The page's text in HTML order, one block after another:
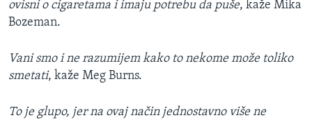
ovisni o cigaretama i imaju potrebu da puše, kaže Mika
Bozeman.
Vani smo i ne razumijem kako to nekome može toliko
smetati, kaže Meg Burns.
To je glupo, jer na ovaj način jednostavno više ne